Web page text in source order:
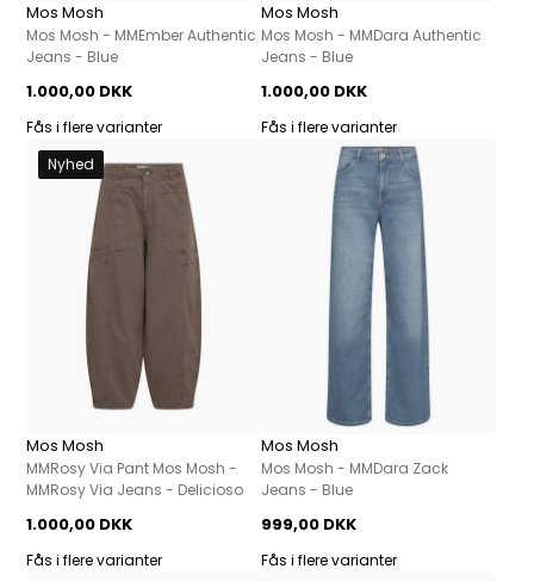
Mos Mosh
Mos Mosh - MMEmber Authentic
Jeans - Blue
1.000,00 DKK
Fås i flere varianter
Mos Mosh
Mos Mosh - MMDara Authentic
Jeans - Blue
1.000,00 DKK
Fås i flere varianter
Nyhed
Mos Mosh
MMRosy Via Pant Mos Mosh -
MMRosy Via Jeans - Delicioso
1.000,00 DKK
Fås i flere varianter
Mos Mosh
Mos Mosh - MMDara Zack
Jeans - Blue
999,00 DKK
Fås i flere varianter